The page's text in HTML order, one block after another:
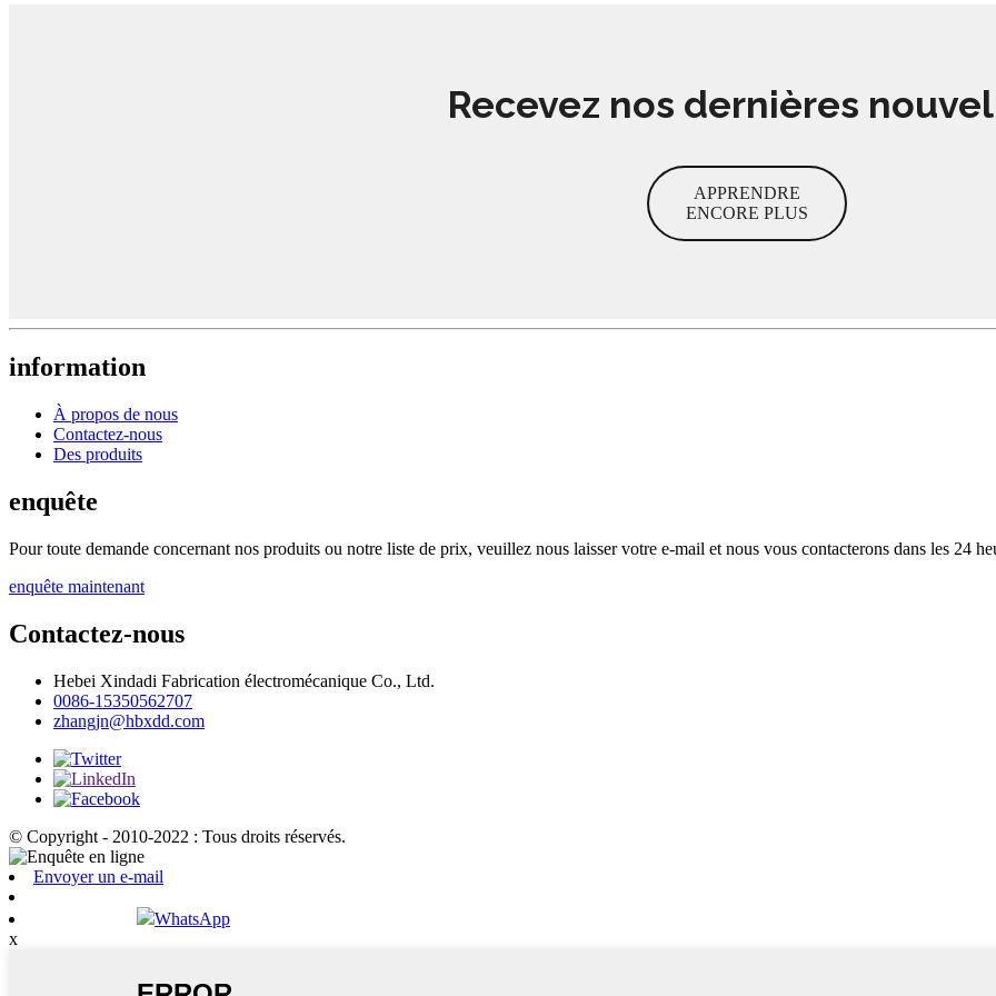
Recevez nos dernières
APPRENDRE
ENCORE PLUS
information
À propos de nous
Contactez-nous
Des produits
enquête
Pour toute demande concernant nos produits ou notre liste de prix, veuillez nous laisser votre e-mail et nous vous contacterons dans les 24
enquête maintenant
Contactez-nous
Hebei Xindadi Fabrication électromécanique Co., Ltd.
0086-15350562707
zhangjn@hbxdd.com
© Copyright - 2010-2022 : Tous droits réservés.
Envoyer un e-mail
WhatsApp
x